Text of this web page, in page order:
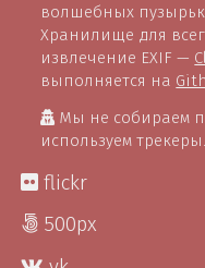
волшебных
Хранилище для
извлечение EXIF —
выполняется на
Мы не собираем
используем трекеры.
flickr
500px